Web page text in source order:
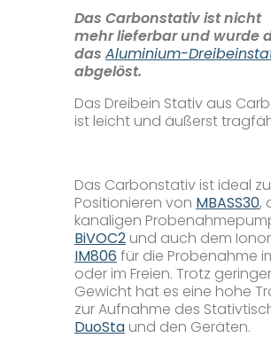
Aktuelles
Mikrobiologie
Pumpen
Ionometer
Zubehör
Unternehmen+
Das Carbonstativ ist nicht
mehr lieferbar und wurde
das Aluminium-
abgelöst.
Das Dreibein Stativ aus
ist leicht und äußerst
Das Carbonstativ ist ideal
Positionieren von MBASS30,
kanaligen
BiVOC2 und auch dem
IM806 für die Probenahme
oder im Freien. Trotz
Gewicht hat es eine hohe
zur Aufnahme des
DuoSta und den Geräten.